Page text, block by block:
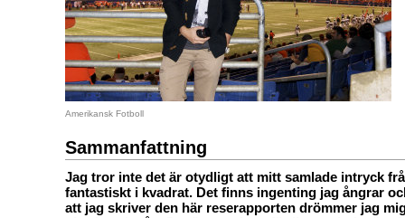
Amerikansk Fotboll
Sammanfattning
Jag tror inte det är otydligt att mitt samlade intryck
fantastiskt i kvadrat. Det finns ingenting jag ångrar
att jag skriver den här reserapporten drömmer jag